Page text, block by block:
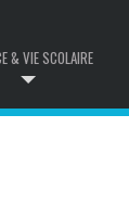
& VIE SCOLAIRE